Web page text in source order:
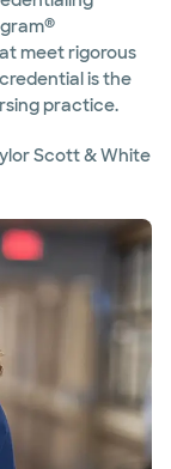
®
meet rigorous
is the
practice.
Scott & White